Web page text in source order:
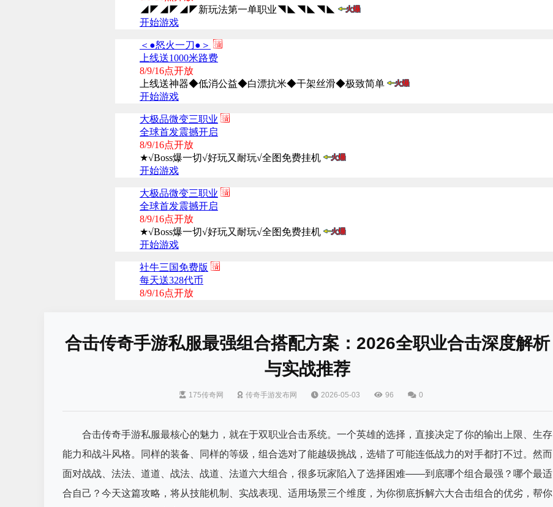
合击传奇手游私服最强组合搭配方案：2026全职业合击深度解析
与实战推荐
175传奇网 传奇手游发布网 2026-05-03 96 0
合击传奇手游私服最核心的魅力，就在于双职业合击系统。一个英雄的选择，直接决定了你的输出上限、生存
能力和战斗风格。同样的装备、同样的等级，组合选对了能越级挑战，选错了可能连低战力的对手都打不过。然而
面对战战、法法、道道、战法、战道、法道六大组合，很多玩家陷入了选择困难——到底哪个组合最强？哪个最适
合自己？今天这篇攻略，将从技能机制、实战表现、适用场景三个维度，为你彻底拆解六大合击组合的优劣，帮你